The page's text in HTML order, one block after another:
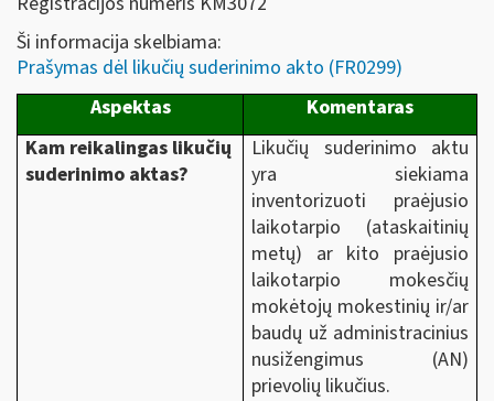
Ši informacija skelbiama:
Prašymas dėl likučių suderinimo akto (FR0299)
Aspektas
Komentaras
Kam reikalingas likučių
suderinimo aktas?
Likučių suderinimo aktu
yra siekiama
inventorizuoti praėjusio
laikotarpio (ataskaitinių
metų) ar kito praėjusio
laikotarpio mokesčių
mokėtojų mokestinių ir/ar
baudų už administracinius
nusižengimus (AN)
prievolių likučius.